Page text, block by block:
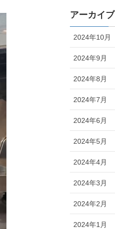
アーカイブ
2024年10月
2024年9月
2024年8月
2024年7月
2024年6月
2024年5月
2024年4月
2024年3月
2024年2月
2024年1月